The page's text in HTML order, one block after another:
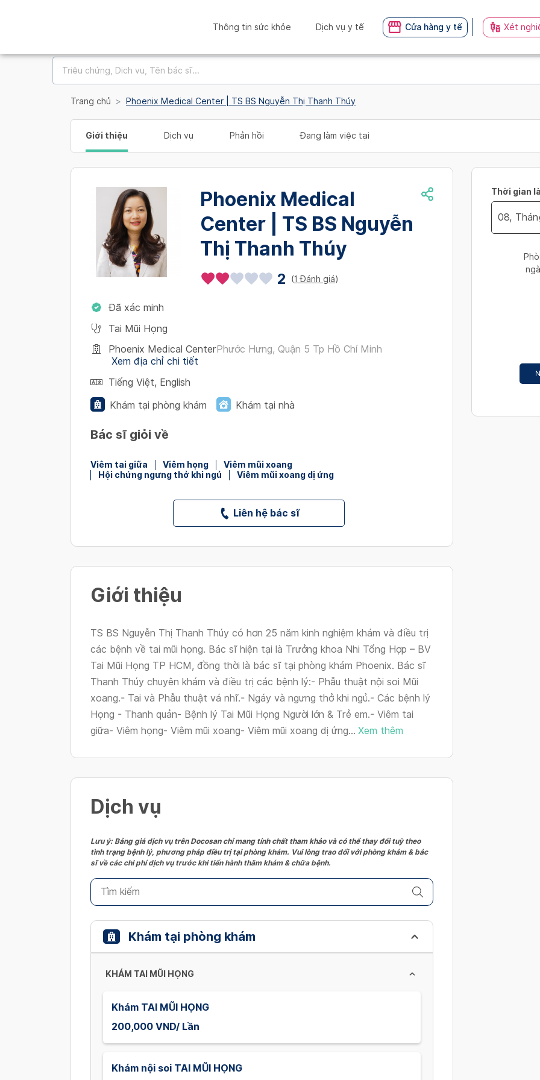
Thông tin sức khỏe Dịch vụ y tế Cửa hàng y tế Xét
Trang chủ Phoenix Medical Center | TS BS Nguyễn Thị Thanh Thúy
Giới thiệu Dịch vụ Phản hồi Đang làm việc tại
Phoenix Medical
Center | TS BS Nguyễn
Thị Thanh Thúy
2 (1 Đánh giá)
Đã xác minh
Tai Mũi Họng
Phoenix Medical CenterPhước Hưng, Quận 5 Tp Hồ Chí Minh
Xem địa chỉ chi tiết
Tiếng Việt, English
Khám tại phòng khám
Khám tại nhà
Bác sĩ giỏi về
Viêm tai giữa Viêm họng
Viêm mũi xoang
Hội chứng ngưng thở khi ngủ
Viêm mũi xoang dị ứng
Liên hệ bác sĩ
Giới thiệu
TS BS Nguyễn Thị Thanh Thúy có hơn 25 năm kinh nghiệm khám và điều trị
các bệnh về tai mũi họng. Bác sĩ hiện tại là Trưởng khoa Nhi Tổng Hợp – BV
Tai Mũi Họng TP HCM, đồng thời là bác sĩ tại phòng khám Phoenix. Bác sĩ
Thanh Thúy chuyên khám và điều trị các bệnh lý:- Phẫu thuật nội soi Mũi
xoang.- Tai và Phẫu thuật vá nhĩ.- Ngáy và ngưng thở khi ngủ.- Các bệnh lý
Họng - Thanh quản- Bệnh lý Tai Mũi Họng Người lớn & Trẻ em.- Viêm tai
giữa- Viêm họng- Viêm mũi xoang- Viêm mũi xoang dị ứng... Xem thêm
Dịch vụ
Lưu ý: Bảng giá dịch vụ trên Docosan chỉ mang tính chất tham khảo và có thể thay đổi tuỳ theo
tình trạng bệnh lý, phương pháp điều trị tại phòng khám. Vui lòng trao đổi với phòng khám & bác
sĩ về các chi phí dịch vụ trước khi tiến hành thăm khám & chữa bệnh.
Khám tại phòng khám
KHÁM TAI MŨI HỌNG
Khám TAI MŨI HỌNG
200,000 VND/ Lần
Khám nội soi TAI MŨI HỌNG
Thời gian
Navigate
interact